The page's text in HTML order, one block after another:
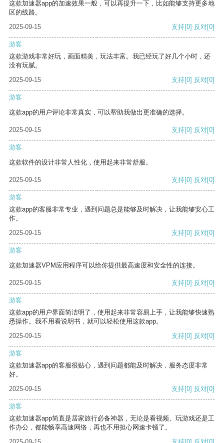
这款加速器app的加速效果一般，可以再提升一下，比如能够支持更多地
区的线路。
2025-09-15
支持[0] 反对[0]
游客
这款游戏非常好玩，画面精美，玩法丰富。我已经玩了好几个小时，还
没有玩腻。
2025-09-15
支持[0] 反对[0]
游客
这款app的用户评论非常真实，可以帮助我做出更准确的选择。
2025-09-15 支持[0] 反对[0]
游客
这款软件的设计非常人性化，使用起来非常舒服。
2025-09-15 支持[0] 反对[0]
游客
这款app的客服非常专业，遇到问题总是能够及时解决，让我能够安心工
作。
2025-09-15
支持[0] 反对[0]
游客
这款加速器VPM应用程序可以给你提供最高速度和安全性的连接。
2025-09-15 支持[0] 反对[0]
游客
这款app的用户界面简洁明了，使用起来非常容易上手，让我能够快速熟
悉操作。我不用看说明书，就可以轻松使用这款app。
2025-09-15
支持[0] 反对[0]
游客
这款加速器app的客服很贴心，遇到问题都能及时解决，服务态度非常
好。
2025-09-15
支持[0] 反对[0]
游客
这款加速器app简直是居家旅行必备神器，无论是看视频、玩游戏还是工
作办公，都能畅享高速网络，再也不用担心网速卡顿了。